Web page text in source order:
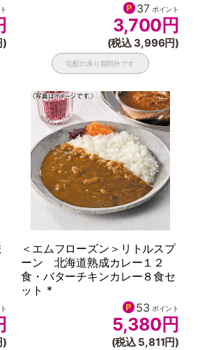
)
37 ポイント
3,700 円
(税込 3,996円)
宅配の承り期間外です
)
＜エムフローズン＞リトルスプ
ーン 北海道熟成カレー１２
食・バターチキンカレー８食セ
ット *
53 ポイント
5,380 円
(税込 5,811円)